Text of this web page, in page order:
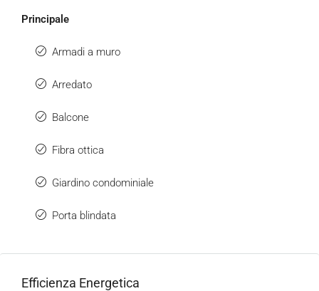
Principale
Armadi a muro
Arredato
Balcone
Fibra ottica
Giardino condominiale
Porta blindata
Efficienza Energetica